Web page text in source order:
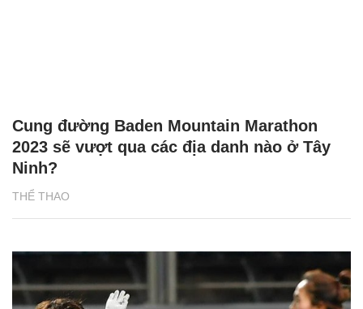
THỂ THAO
Cung đường Baden Mountain Marathon
2023 sẽ vượt qua các địa danh nào ở Tây
Ninh?